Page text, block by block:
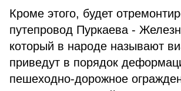
Кроме этого, будет
путепровод Пуркаева -
который в народе называют
приведут в порядок
пешеходно-дорожное